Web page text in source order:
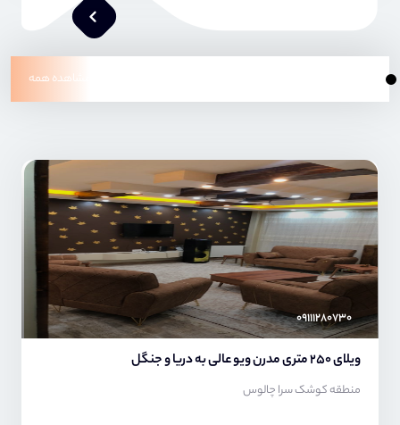
مشاهده همه
محمد صنعتی
۰۹۱۱۱۲۸۰۷۳۰
ویلای ۲50 متری مدرن ویو عالی به دریا و جنگل
منطقه کوشک سرا چالوس